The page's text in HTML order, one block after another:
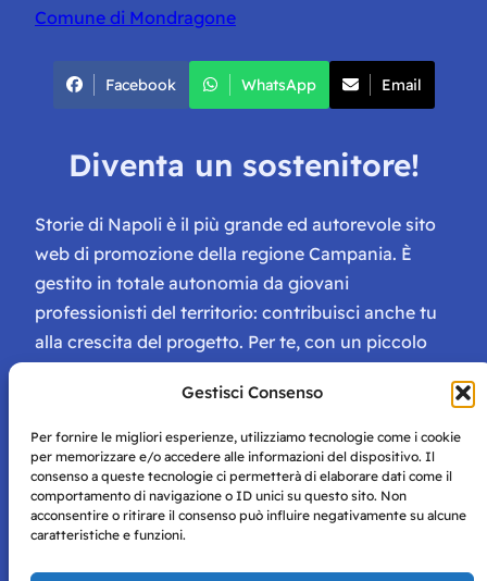
Gestisci Consenso
Per fornire le migliori esperienze, utilizziamo tecnologie come i cookie
per memorizzare e/o accedere alle informazioni del dispositivo. Il
consenso a queste tecnologie ci permetterà di elaborare dati come il
comportamento di navigazione o ID unici su questo sito. Non
acconsentire o ritirare il consenso può influire negativamente su alcune
caratteristiche e funzioni.
Comune di Mondragone
Facebook WhatsApp Email
Diventa un sostenitore!
Storie di Napoli è il più grande ed autorevole sito
web di promozione della regione Campania. È
gestito in totale autonomia da giovani
professionisti del territorio: contribuisci anche tu
alla crescita del progetto. Per te, con un piccolo
tessera di Storie Campane, libri e magazine gratis
e inviti ad eventi esclusivi!